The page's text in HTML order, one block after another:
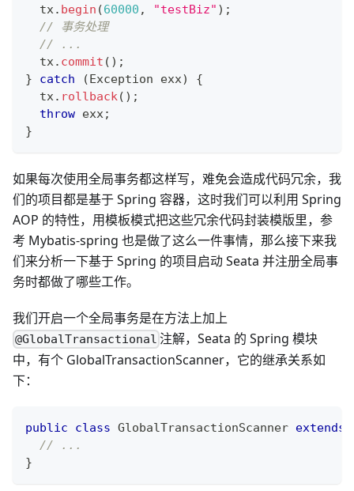
  tx
. begin (60000 , "testBiz" ) ;
// 事务处理
// ...
  tx
. commit ( ) ;
}
catch (Exception exx)
{
  tx
. rollback( ) ;
throw exx;
}
如果每次使用全局事务都这样写，难免会造成代码冗余，我
们的项目都是基于 Spring 容器，这时我们可以利用 Spring
AOP 的特性，用模板模式把这些冗余代码封装模版里，参
考 Mybatis-spring 也是做了这么一件事情，那么接下来我
们来分析一下基于 Spring 的项目启动 Seata 并注册全局事
务时都做了哪些工作。
我们开启一个全局事务是在方法上加上
@GlobalTransactional 注解，Seata 的 Spring 模块
中，有个 GlobalTransactionScanner，它的继承关系如
下：
public class GlobalTransactionScanner extends
// ...
}